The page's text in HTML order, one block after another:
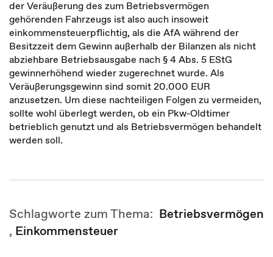
der Veräußerung des zum Betriebsvermögen
gehörenden Fahrzeugs ist also auch insoweit
einkommensteuerpflichtig, als die AfA während der
Besitzzeit dem Gewinn außerhalb der Bilanzen als nicht
abziehbare Betriebsausgabe nach § 4 Abs. 5 EStG
gewinnerhöhend wieder zugerechnet wurde. Als
Veräußerungsgewinn sind somit 20.000 EUR
anzusetzen. Um diese nachteiligen Folgen zu vermeiden,
sollte wohl überlegt werden, ob ein Pkw-Oldtimer
betrieblich genutzt und als Betriebsvermögen behandelt
werden soll.
Schlagworte zum Thema: Betriebsvermögen
, Einkommensteuer